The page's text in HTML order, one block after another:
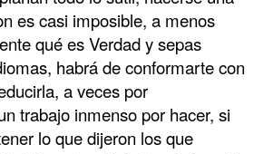
es casi imposible, a menos
qué es Verdad y sepas
habrá de conformarte con
a veces por
trabajo inmenso por hacer, si
lo que dijeron los que